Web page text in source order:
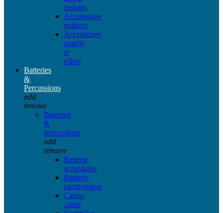
pedales
Accessoires
guitares
Accessoires
amplis
et
effets
Batteries
&
Percussions
add
remove
Batteries
&
percussions
add
remove
Batterie
acoustique
Batterie
electronique
Caisse
claire